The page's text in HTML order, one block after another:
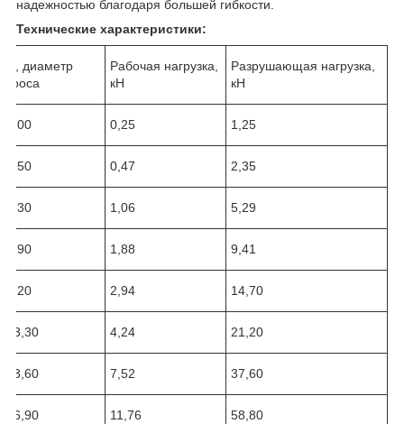
надежностью благодаря большей гибкости.
Технические характеристики:
D, диаметр
троса
Рабочая нагрузка,
кН
Разрушающая нагрузка,
кН
1,00 0,25 1,25
1,50 0,47 2,35
3,30 1,06 5,29
5,90 1,88 9,41
9,20 2,94 14,70
13,30 4,24 21,20
23,60 7,52 37,60
36,90 11,76 58,80